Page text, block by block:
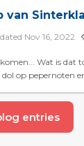
van
Nov 16, 2022
Wat is dat
dol op pepernoten
entries